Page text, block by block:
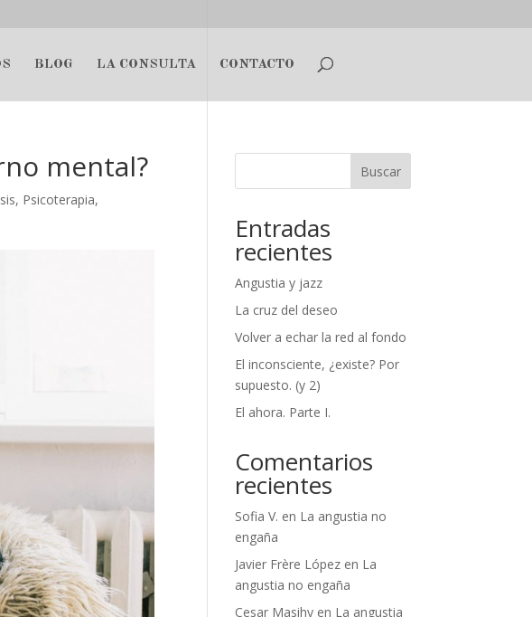
BLOG LA CONSULTA CONTACTO
mental?
, Psicoterapia,
Buscar
Entradas
recientes
Angustia y jazz
La cruz del deseo
Volver a echar la red al fondo
El inconsciente, ¿existe? Por
supuesto. (y 2)
El ahora. Parte I.
Comentarios
recientes
Sofia V. en La angustia no
engaña
Javier Frère López en La
angustia no engaña
Cesar Masihy en La angustia